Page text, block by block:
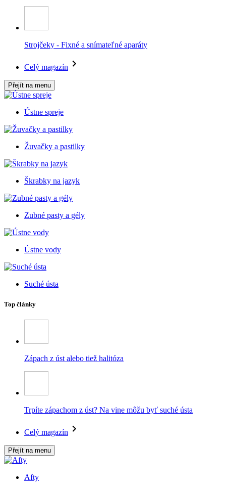
Strojčeky - Fixné a snímateľné aparáty
Celý magazín
Přejít na menu
Ústne spreje
Žuvačky a pastilky
Škrabky na jazyk
Zubné pasty a gély
Ústne vody
Suché ústa
Top články
Zápach z úst alebo tiež halitóza
Trpíte zápachom z úst? Na vine môžu byť suché ústa
Celý magazín
Přejít na menu
Afty